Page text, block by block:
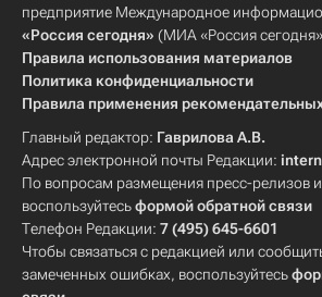
предприятие Международное
«Россия сегодня» (МИА «Россия
Правила использования материалов
Политика конфиденциальности
Правила применения
Главный редактор: Гаврилова А.В.
Адрес электронной почты Редакции:
По вопросам размещения пресс-релизов
воспользуйтесьформой обратной связи
Телефон Редакции: 7 (495) 645-6601
Чтобы связаться с редакцией или
замеченных ошибках, воспользуйтесь